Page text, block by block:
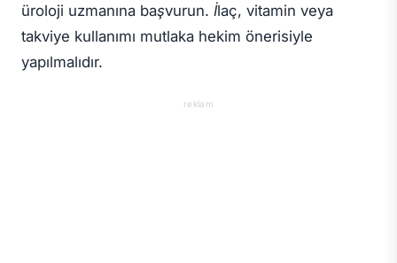
üroloji uzmanına başvurun. İlaç, vitamin veya
takviye kullanımı mutlaka hekim önerisiyle
yapılmalıdır.
reklam